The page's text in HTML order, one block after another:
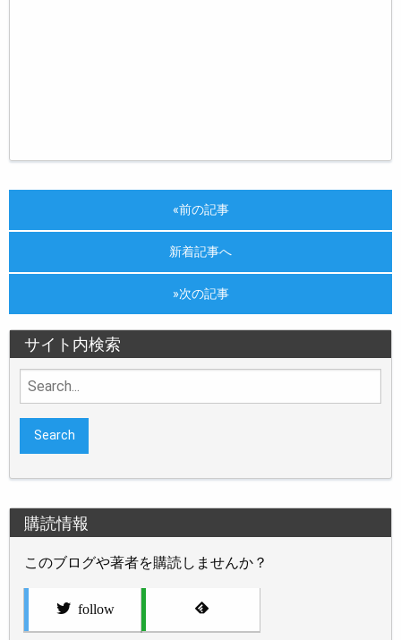
«前の記事
新着記事へ
»次の記事
サイト内検索
Search
for:
購読情報
このブログや著者を購読しませんか？
follow